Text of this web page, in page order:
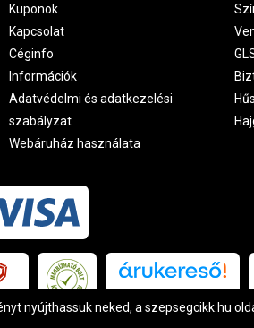
Kuponok
Kapcsolat
Céginfo
Információk
Adatvédelmi és adatkezelési
szabályzat
Webáruház használata
Árukereső.hu
nyújthassuk neked, a szepsegcikk.hu